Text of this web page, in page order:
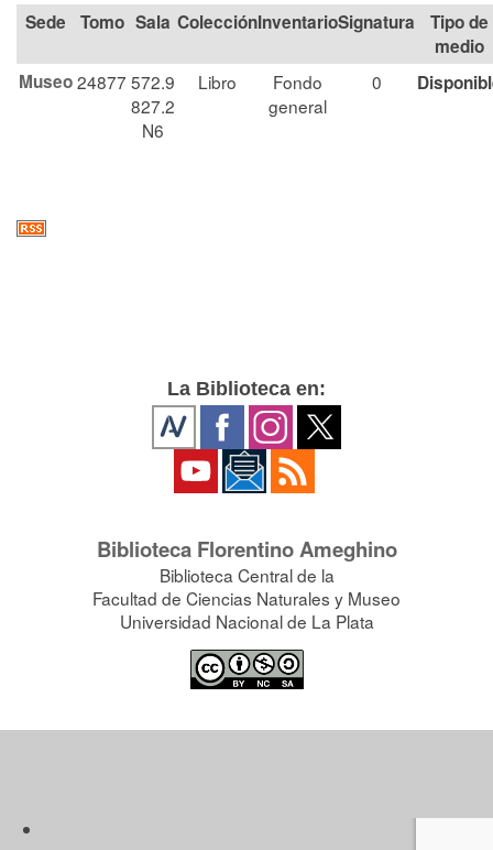
Tomo Sala Colección Signatura
Tipo de
medio
Museo24877 572.9
827.2
N6
Libro
Fondo
general
0
La Biblioteca en:
Biblioteca Florentino Ameghino
Biblioteca Central de la
Facultad de Ciencias Naturales y Museo
Universidad Nacional de La Plata